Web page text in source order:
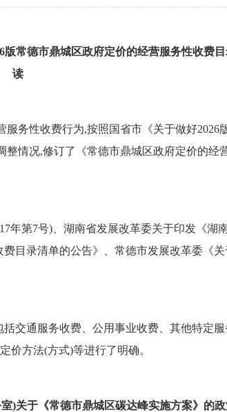
常德市鼎城区政府定价的经营服务性收费
读
务性收费行为,按照国省市《关于做好2026
情况,修订了《常德市鼎城区政府定价的经
年第7号)、湖南省发展改革委关于印发《湖
目录清单的公告》、常德市发展改革委《
交通服务收费、公用事业收费、其他特定
价方法(方式)等进行了明确。
)关于《常德市鼎城区碳达峰实施方案》的